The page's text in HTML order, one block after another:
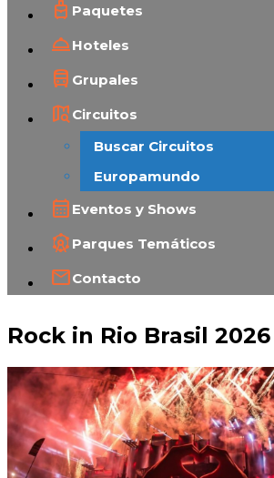
Paquetes
Hoteles
Grupales
Circuitos
Buscar Circuitos
Europamundo
Eventos y Shows
Parques Temáticos
Contacto
Rock in Rio Brasil 2026